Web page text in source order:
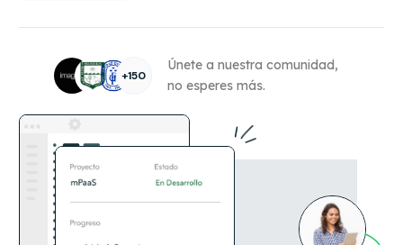
+150
Únete a nuestra comunidad,
no esperes más.